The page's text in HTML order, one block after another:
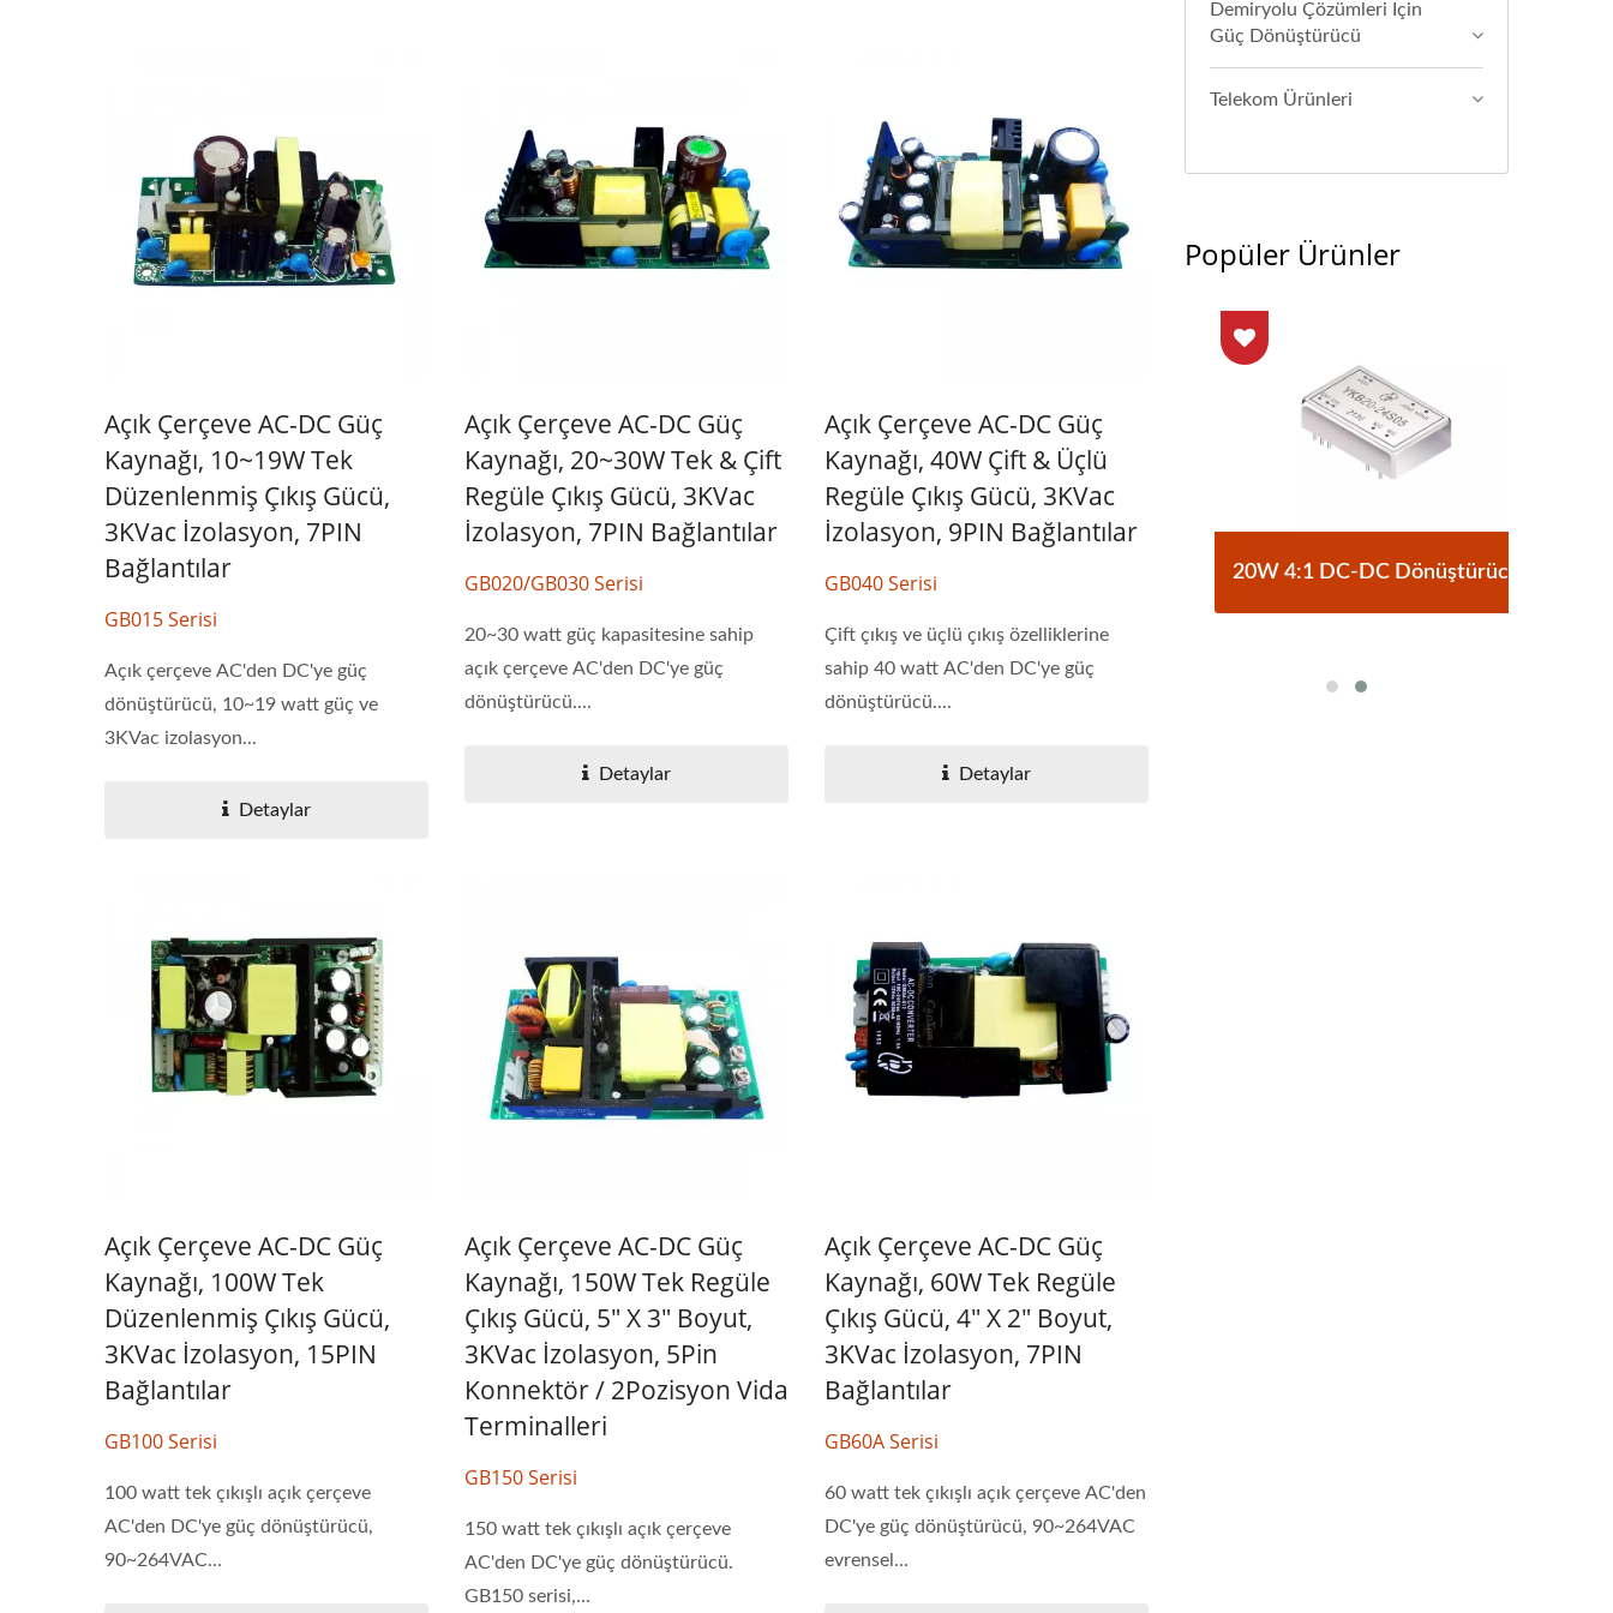
Açık Çerçeve AC-DC Güç
Kaynağı, 10~19W Tek
Düzenlenmiş Çıkış Gücü,
3KVac İzolasyon, 7PIN
Bağlantılar
GB015 Serisi
Açık çerçeve AC'den DC'ye güç
dönüştürücü, 10~19 watt güç ve
3KVac izolasyon...
Detaylar
Açık Çerçeve AC-DC Güç
Kaynağı, 20~30W Tek & Çift
Regüle Çıkış Gücü, 3KVac
İzolasyon, 7PIN Bağlantılar
GB020/GB030 Serisi
20~30 watt güç kapasitesine sahip
açık çerçeve AC'den DC'ye güç
dönüştürücü....
Detaylar
Açık Çerçeve AC-DC Güç
Kaynağı, 40W Çift & Üçlü
Regüle Çıkış Gücü, 3KVac
İzolasyon, 9PIN Bağlantılar
GB040 Serisi
Çift çıkış ve üçlü çıkış özelliklerine
sahip 40 watt AC'den DC'ye güç
dönüştürücü....
Detaylar
Açık Çerçeve AC-DC Güç
Kaynağı, 100W Tek
Düzenlenmiş Çıkış Gücü,
3KVac İzolasyon, 15PIN
Bağlantılar
GB100 Serisi
100 watt tek çıkışlı açık çerçeve
AC'den DC'ye güç dönüştürücü,
90~264VAC...
Açık Çerçeve AC-DC Güç
Kaynağı, 150W Tek Regüle
Çıkış Gücü, 5" X 3" Boyut,
3KVac İzolasyon, 5Pin
Konnektör / 2Pozisyon Vida
Terminalleri
GB150 Serisi
150 watt tek çıkışlı açık çerçeve
AC'den DC'ye güç dönüştürücü.
GB150 serisi,...
Açık Çerçeve AC-DC Güç
Kaynağı, 60W Tek Regüle
Çıkış Gücü, 4" X 2" Boyut,
3KVac İzolasyon, 7PIN
Bağlantılar
GB60A Serisi
60 watt tek çıkışlı açık çerçeve AC'den
DC'ye güç dönüştürücü, 90~264VAC
evrensel...
Demiryolu Çözümleri Için
Güç Dönüştürücü
Telekom Ürünleri
Popüler Ürünler
Yarım-Brick DC-DC
20W 4:1 DC-DC Dönüştürücü
Yarım-Brick DC-DC
20W 4:1 DC-DC Dönüştürücü